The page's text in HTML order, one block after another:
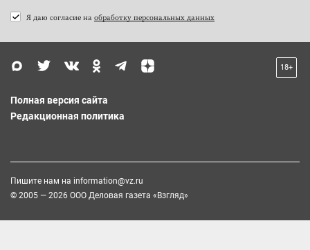
Я даю согласие на обработку персональных данных
18+
Полная версия сайта
Редакционная политика
Пишите нам на information@vz.ru
© 2005 — 2026 ООО Деловая газета «Взгляд»